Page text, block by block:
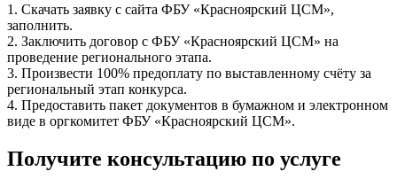
1. Скачать заявку с сайта ФБУ «Красноярский ЦСМ»,
заполнить.
2. Заключить договор с ФБУ «Красноярский ЦСМ» на
проведение регионального этапа.
3. Произвести 100% предоплату по выставленному счёту за
региональный этап конкурса.
4. Предоставить пакет документов в бумажном и электронном
виде в оргкомитет ФБУ «Красноярский ЦСМ».
Получите консультацию по услуге